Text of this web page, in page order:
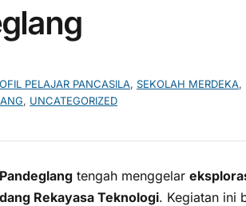
PELAJAR PANCASILA, SEKOLAH MERDEKA,
, UNCATEGORIZED
tengah menggelar
Rekayasa Teknologi. Kegiatan ini